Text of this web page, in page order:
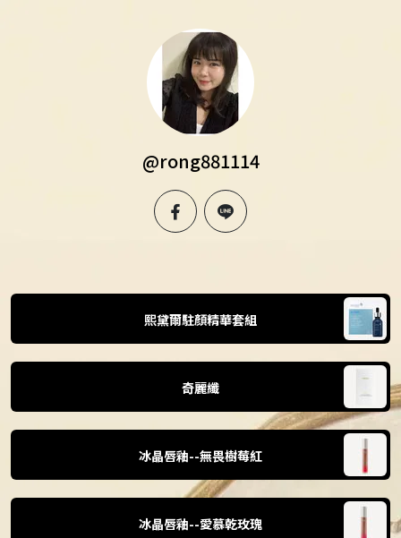
@rong881114
facebookline
熙黛爾駐顏精華套組
奇麗纖
冰晶唇釉--無畏樹莓紅
冰晶唇釉--愛慕乾玫瑰